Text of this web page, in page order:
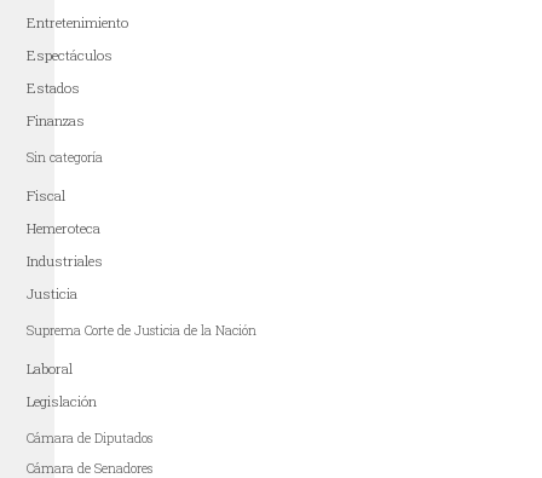
Entretenimiento
Espectáculos
Estados
Finanzas
Sin categoría
Fiscal
Hemeroteca
Industriales
Justicia
Suprema Corte de Justicia de la Nación
Laboral
Legislación
Cámara de Diputados
Cámara de Senadores